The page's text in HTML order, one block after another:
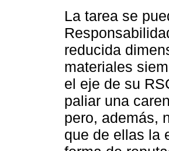
La tarea se
reducida
materiales
el eje de su
paliar una
pero, además,
que de ellas la